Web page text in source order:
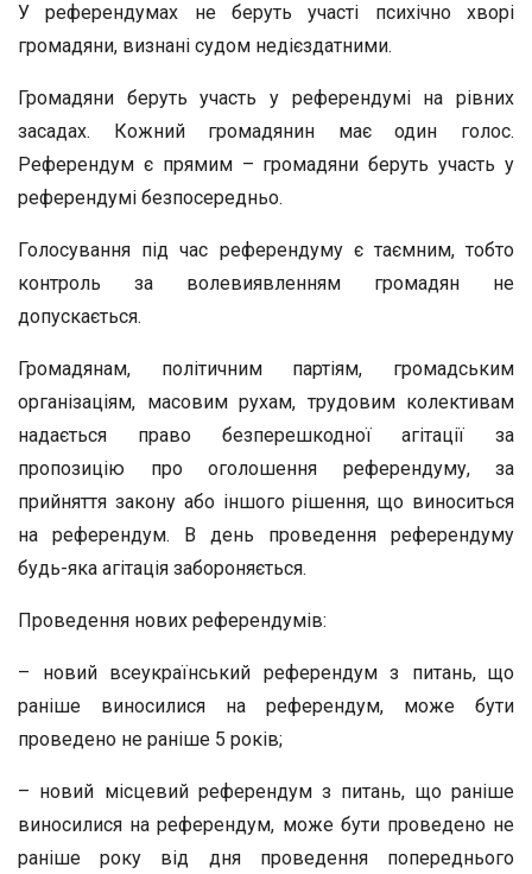
У референдумах не беруть участі психічно хворі
громадяни, визнані судом недієздатними.
Громадяни беруть участь у референдумі на рівних
засадах. Кожний громадянин має один голос.
Референдум є прямим – громадяни беруть участь у
референдумі безпосередньо.
Голосування під час референдуму є таємним, тобто
контроль за волевиявленням громадян не
допускається.
Громадянам, політичним партіям, громадським
організаціям, масовим рухам, трудовим колективам
надається право безперешкодної агітації за
пропозицію про оголошення референдуму, за
прийняття закону або іншого рішення, що виноситься
на референдум. В день проведення референдуму
будь-яка агітація забороняється.
Проведення нових референдумів:
– новий всеукраїнський референдум з питань, що
раніше виносилися на референдум, може бути
проведено не раніше 5 років;
– новий місцевий референдум з питань, що раніше
виносилися на референдум, може бути проведено не
раніше року від дня проведення попереднього